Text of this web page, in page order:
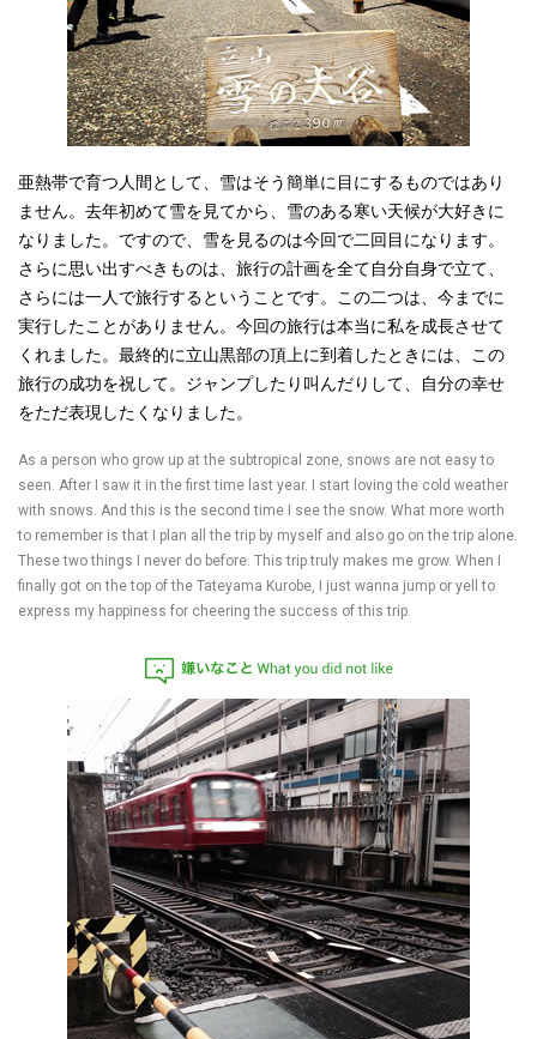
亜熱帯で育つ人間として、雪はそう簡単に目にするものではあり
ません。去年初めて雪を見てから、雪のある寒い天候が大好きに
なりました。ですので、雪を見るのは今回で二回目になります。
さらに思い出すべきものは、旅行の計画を全て自分自身で立て、
さらには一人で旅行するということです。この二つは、今までに
実行したことがありません。今回の旅行は本当に私を成長させて
くれました。最終的に立山黒部の頂上に到着したときには、この
旅行の成功を祝して。ジャンプしたり叫んだりして、自分の幸せ
をただ表現したくなりました。
As a person who grow up at the subtropical zone, snows are not easy to
seen. After I saw it in the first time last year. I start loving the cold weather
with snows. And this is the second time I see the snow. What more worth
to remember is that I plan all the trip by myself and also go on the trip alone.
These two things I never do before. This trip truly makes me grow. When I
finally got on the top of the Tateyama Kurobe, I just wanna jump or yell to
express my happiness for cheering the success of this trip.
嫌いなこと